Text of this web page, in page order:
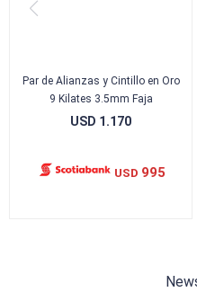
Par de Alianzas y Cintillo en Oro
9 Kilates 3.5mm Faja
USD 1.170
USD 995